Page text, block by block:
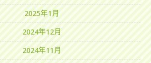
2025年1月
2024年12月
2024年11月